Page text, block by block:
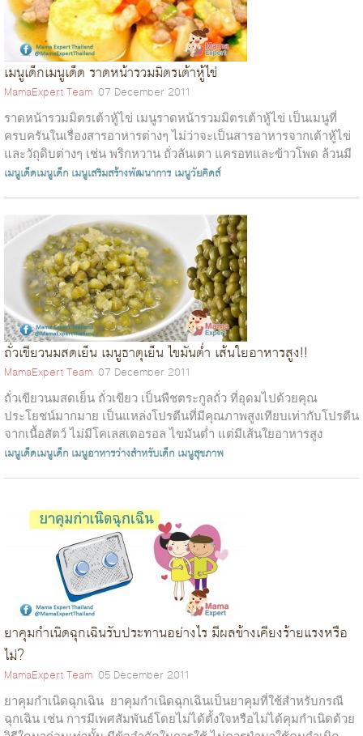
เมนูเด็กเมนูเด็ด ราดหน้ารวมมิตรเต้าหู้ไข่
MamaExpert Team 07 December 2011
ราดหน้ารวมมิตรเต้าหู้ไข่ เมนูราดหน้ารวมมิตรเต้าหู้ไข่ เป็นเมนูที่
ครบครันในเรื่องสารอาหารต่างๆ ไม่ว่าจะเป็นสารอาหารจากเต้าหู้ไข่
และวัถุดิบต่างๆ เช่น พริกหวาน ถั่วลันเตา แครอทและข้าวโพด ล้วนมี
ทั้งวิ...
เมนูเด็ดเมนูเด็ก เมนูเสริมสร้างพัฒนาการ เมนูวัยคิดส์
ถั่วเขียวนมสดเย็น เมนูธาตุเย็น ไขมันต่ำ เส้นใยอาหารสูง!!
MamaExpert Team 07 December 2011
ถั่วเขียวนมสดเย็น ถั่วเขียว เป็นพืชตระกูลถั่ว ที่อุดมไปด้วยคุณ
ประโยชน์มากมาย เป็นแหล่งโปรตีนที่มีคุณภาพสูงเทียบเท่ากับโปรตีน
จากเนื้อสัตว์ ไม่มีโคเลสเตอรอล ไขมันต่ำ แต่มีเส้นใยอาหารสูง
นอกจาก...
เมนูเด็ดเมนูเด็ก เมนูอาหารว่างสำหรับเด็ก เมนูสุขภาพ
ยาคุมกำเนิดฉุกเฉินรับประทานอย่างไร มีผลข้างเคียงร้ายแรงหรือ
ไม่?
MamaExpert Team 05 December 2011
ยาคุมกำเนิดฉุกเฉิน ยาคุมกำเนิดฉุกเฉินเป็นยาคุมที่ใช้สำหรับกรณี
ฉุกเฉิน เช่น การมีเพศสัมพันธ์โดยไม่ได้ตั้งใจหรือไม่ได้คุมกำเนิดด้วย